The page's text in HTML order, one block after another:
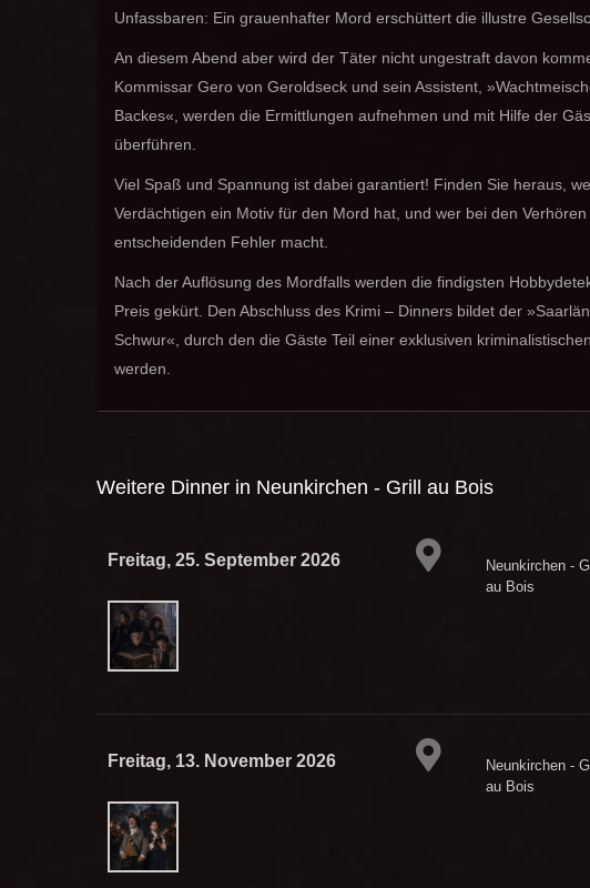
Unfassbaren: Ein grauenhafter Mord erschüttert die illustre
An diesem Abend aber wird der Täter nicht ungestraft davon
Kommissar Gero von Geroldseck und sein Assistent,
Backes«, werden die Ermittlungen aufnehmen und mit Hilfe der
überführen.
Viel Spaß und Spannung ist dabei garantiert! Finden Sie heraus,
Verdächtigen ein Motiv für den Mord hat, und wer bei den Verhören
entscheidenden Fehler macht.
Nach der Auflösung des Mordfalls werden die findigsten
Preis gekürt. Den Abschluss des Krimi – Dinners bildet der
Schwur«, durch den die Gäste Teil einer exklusiven
werden.
Weitere Dinner in Neunkirchen - Grill au Bois
Freitag, 25. September 2026
Neunkirchen -
au Bois
Freitag, 13. November 2026
Neunkirchen -
au Bois